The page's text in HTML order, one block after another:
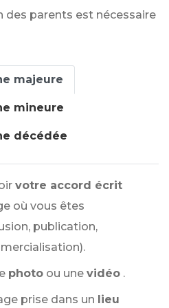
parents est nécessaire
majeure
mineure
décédée
votre accord écrit
où vous êtes
publication,
photo ou une vidéo .
prise dans un lieu